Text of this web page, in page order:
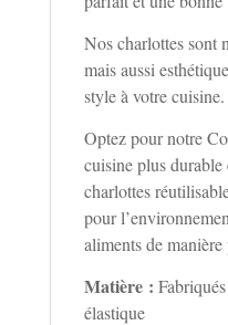
Nos charlottes sont
mais aussi
style à votre cuisine.
Optez pour notre
cuisine plus durable
charlottes
pour
aliments de
Matière :
élastique